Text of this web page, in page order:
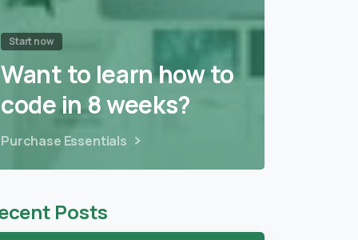
Start now
Want to learn how to
code in 8 weeks?
Purchase Essentials
Posts